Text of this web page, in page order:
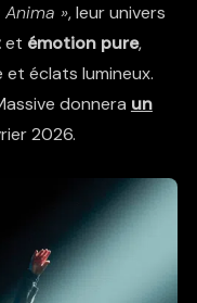
Anima », leur univers
et émotion pure,
éclats lumineux.
donnera un
2026.